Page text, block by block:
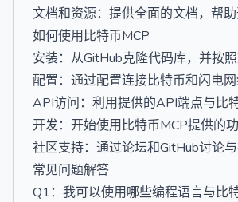
文档和资源：提供全面的文档，帮
如何使用比特币MCP
安装：从GitHub克隆代码库，并按
配置：通过配置连接比特币和闪电
API访问：利用提供的API端点与比
开发：开始使用比特币MCP提供的
社区支持：通过论坛和GitHub讨论
常见问题解答
Q1：我可以使用哪些编程语言与比